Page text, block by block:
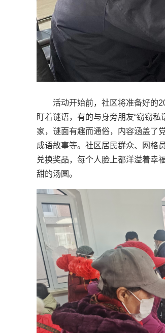
活动开始前，社区将准备好的
盯着谜语，有的与身旁朋友“窃窃
家，谜面有趣而通俗，内容涵盖了
成语故事等。社区居民群众、网格
兑换奖品，每个人脸上都洋溢着幸
甜的汤圆。